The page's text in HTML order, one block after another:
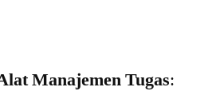
Manajemen Tugas: